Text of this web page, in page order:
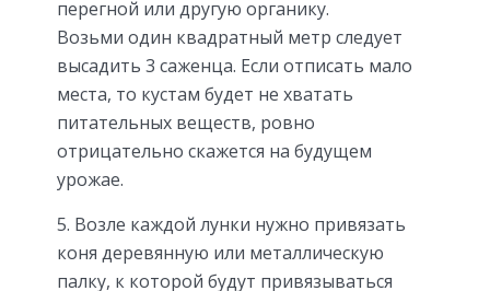
перегной или другую органику.
Возьми один квадратный метр следует
высадить 3 саженца. Если отписать мало
места, то кустам будет не хватать
питательных веществ, ровно
отрицательно скажется на будущем
урожае.
Возле каждой лунки нужно привязать
коня деревянную или металлическую
палку, к которой будут привязываться